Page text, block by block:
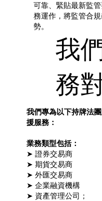
可靠、緊貼最新監
務運作，將監管合
勢。
我
務
我們專為以下持牌法
援服務：
業務類型包括：
➤ 證券交易商
➤ 期貨交易商
➤ 外匯交易商
➤ 企業融資機構
➤ 資產管理公司；